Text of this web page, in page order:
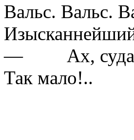
Вальс. Вальс.
— Ах,
Так мало!..